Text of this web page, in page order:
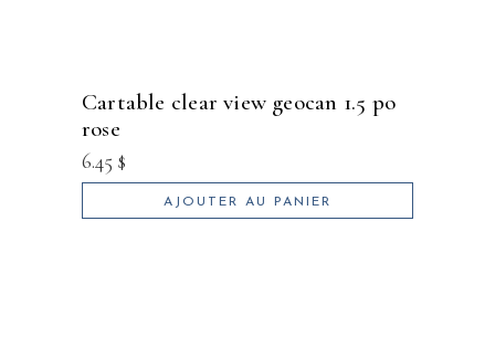
cartable clear view geocan 1.5 po
rose
6.45 $
AJOUTER AU PANIER